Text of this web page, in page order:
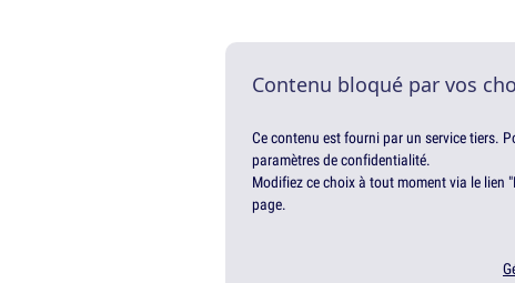
Contenu bloqué par vos
Ce contenu est fourni par un service tiers.
paramètres de confidentialité.
Modifiez ce choix à tout moment via le lien
page.